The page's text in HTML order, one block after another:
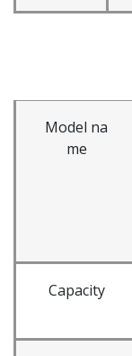
Model na
me
Capacity